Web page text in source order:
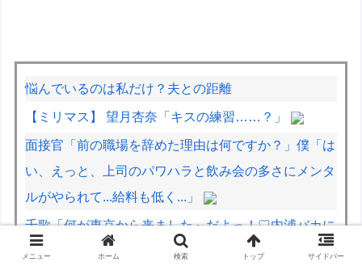
悩んでいるのは私だけ？夫との距離
【ミリマス】 望月杏奈「キスの練習……？」
面接官「前の職場を辞めた理由は何ですか？」僕「は
い、えっと、上司のパワハラと飲み会の多さにメンタ
ルがやられて...給料も低く...」
千歌「何が東京から来ました～だよっ！♡内浦バカに
してんのかっ！♡」パンパン
メニュー ホーム 検索 トップ サイドバー